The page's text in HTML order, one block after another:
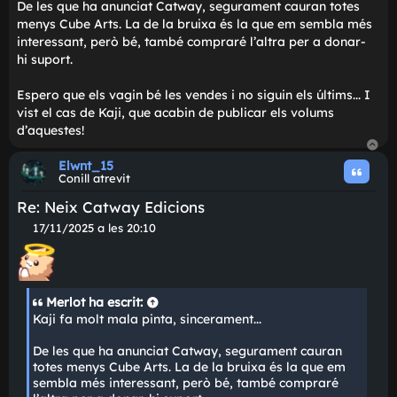
e
Elwnt_15
Conill atrevit
Re: Neix Catway Edicions
M
15/11/2025 a les 21:55